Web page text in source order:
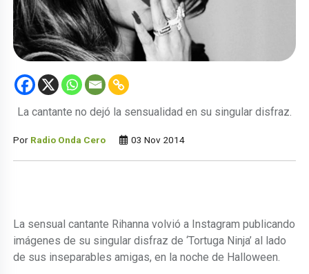
La cantante no dejó la sensualidad en su singular disfraz.
Por Radio Onda Cero 03 Nov 2014
La sensual cantante Rihanna volvió a Instagram publicando
imágenes de su singular disfraz de ‘Tortuga Ninja’ al lado
de sus inseparables amigas, en la noche de Halloween.